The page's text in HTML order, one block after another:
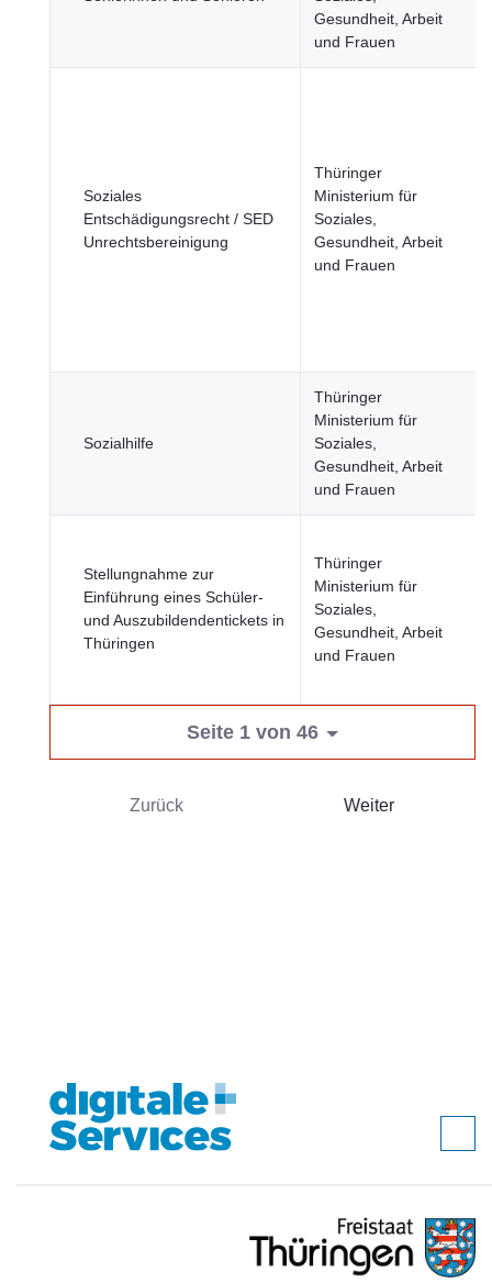
Gesundheit, Arbeit
und Frauen
Soziales
Entschädigungsrecht / SED
Unrechtsbereinigung
Thüringer
Ministerium für
Soziales,
Gesundheit, Arbeit
und Frauen
Sozialhilfe
Thüringer
Ministerium für
Soziales,
Gesundheit, Arbeit
und Frauen
Stellungnahme zur
Einführung eines Schüler-
und Auszubildendentickets in
Thüringen
Thüringer
Ministerium für
Soziales,
Gesundheit, Arbeit
und Frauen
Seite 1 von 46
Zurück Weiter